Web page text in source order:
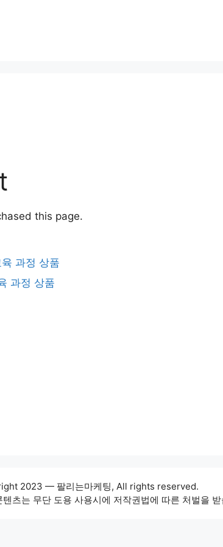
this page.
과정 상품
2023 — 팔리는마케팅, All rights reserved.
츠는 무단 도용 사용시에 저작권법에 따른 처벌을